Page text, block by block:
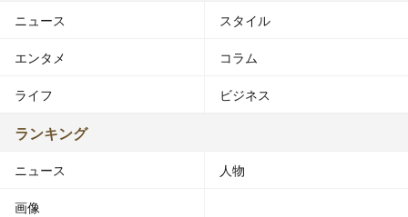
ニュース スタイル
エンタメ コラム
ライフ ビジネス
ランキング
ニュース 人物
画像